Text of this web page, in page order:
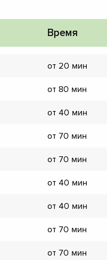
Время
от 20 мин
от 80 мин
от 40 мин
от 70 мин
от 70 мин
от 40 мин
от 40 мин
от 70 мин
от 70 мин